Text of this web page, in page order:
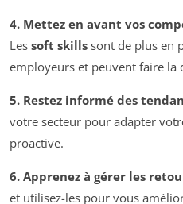
4. Mettez en avant vos
Les soft skills sont de plus en
employeurs et peuvent faire la
5. Restez informé des
votre secteur pour adapter
proactive.
6. Apprenez à gérer les
et utilisez-les pour vous